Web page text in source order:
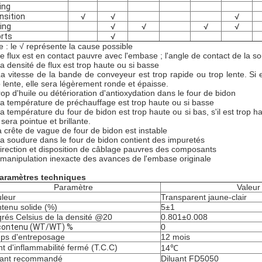
√ √
√
√ √ √
√
√
: le √ représente la cause possible
flux est en contact pauvre avec l'embase ; l'angle de contact de la
densité de flux est trop haute ou si basse
vitesse de la bande de conveyeur est trop rapide ou trop lente.
lente, elle sera légèrement ronde et épaisse.
d'huile ou détérioration d'antioxydation dans le four de bidon
température de préchauffage est trop haute ou si basse
température du four de bidon est trop haute ou si bas, s'il est trop
pointue et brillante.
crête de vague de four de bidon est instable
soudure dans le four de bidon contient des impuretés
et disposition de câblage pauvres des composants
inexacte des avances de l'embase originale
techniques
Paramètre
Transparent jaune-clair
solide (%)
5±1
Celsius de la densité @20
0.801±0.008
(WT/WT) %
0
d'entreposage
12 mois
d'inflammabilité fermé (T.C.C)
14℃
recommandé
Diluant FD5050